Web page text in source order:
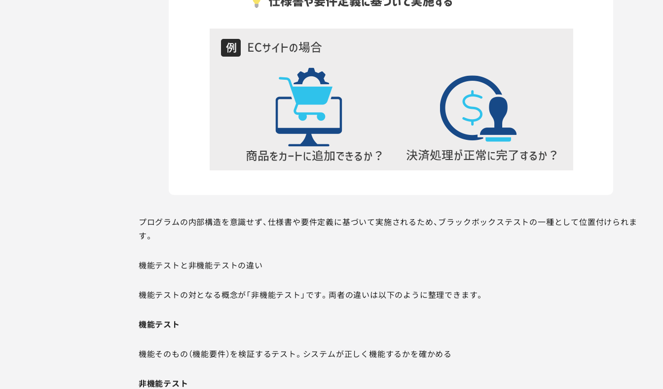
プログラムの内部構造を意識せず、仕様書や要件定義に基づいて実施されるため、ブラックボックステストの一種として位置付けられま
す。
機能テストと非機能テストの違い
機能テストの対となる概念が「非機能テスト」です。両者の違いは以下のように整理できます。
機能テスト
機能そのもの（機能要件）を検証するテスト。システムが正しく機能するかを確かめる
非機能テスト